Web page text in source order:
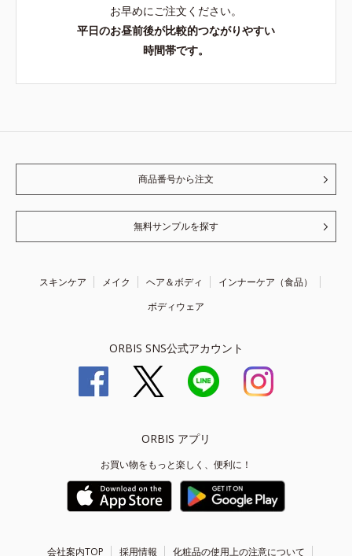
お早めにご注文ください。
平日のお昼前後が比較的つながりやすい
時間帯です。
商品番号から注文
無料サンプルを探す
スキンケア メイク ヘア＆ボディ
インナーケア（食品）
ボディウェア
ORBIS SNS公式アカウント
ORBIS アプリ
お買い物をもっと楽しく、便利に！
会社案内TOP 採用情報 化粧品の使用上の注意について